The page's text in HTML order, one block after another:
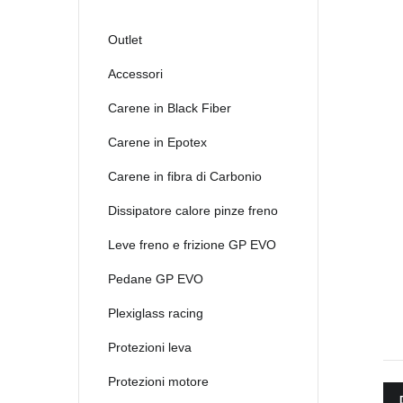
Outlet
Accessori
Carene in Black Fiber
Carene in Epotex
Carene in fibra di Carbonio
Dissipatore calore pinze freno
Leve freno e frizione GP EVO
Pedane GP EVO
Plexiglass racing
Protezioni leva
Protezioni motore